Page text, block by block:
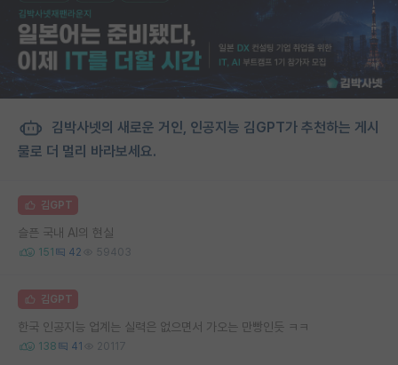
김박사넷의 새로운 거인, 인공지능 김GPT가 추천하는 게시
물로 더 멀리 바라보세요.
김GPT
슬픈 국내 AI의 현실
151 42 59403
김GPT
한국 인공지능 업계는 실력은 없으면서 가오는 만빵인듯 ㅋㅋ
138 41 20117